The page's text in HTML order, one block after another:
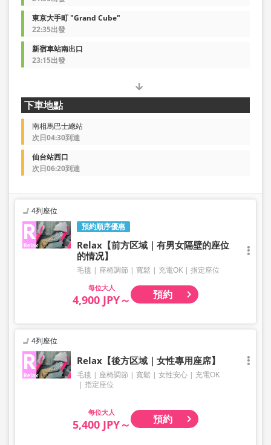
東京大手町 "Grand Cube"
22:35出發
新宿車站南出口
23:15出發
下車地點
南相馬巴士總站
次日04:30到達
仙台站西口
次日06:20到達
預約順序優惠
4列座位
Relax【前方区域｜有男女隔壁的座位
的情况】
毛毯 座椅調節 寬鬆 充電OK 指定座位
大人
4,900 JPY～ 預約
4列座位
Relax【後方区域｜女性專用座席】
毛毯 座椅調節 寬鬆 女性安心
充電OK
指定座位
大人
5,400 JPY～ 預約